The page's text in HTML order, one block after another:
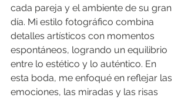
cada pareja y el ambiente de su gran
día. Mi estilo fotográfico combina
detalles artísticos con momentos
espontáneos, logrando un equilibrio
entre lo estético y lo auténtico. En
esta boda, me enfoqué en reflejar las
emociones, las miradas y las risas